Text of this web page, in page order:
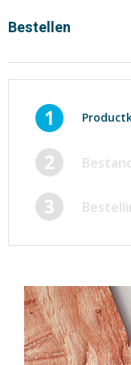
Hand-outs/Losbladig
Posters
Rapporten/Verslagen
Certificaten/Diploma's
Visitekaartjes
Alle producten
Brochures
Cadeaubonnen
Certificaten/
Bestellen
1
2
3